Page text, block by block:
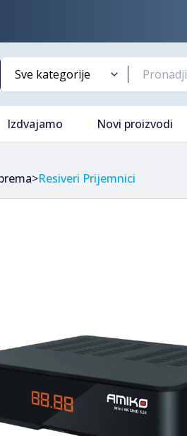
Izdvajamo Novi proizvodi
>Resiveri Prijemnici